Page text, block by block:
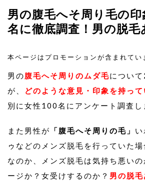
男の腹毛へそ周り毛の
名に徹底調査！男の脱毛
本ページはプロモーションが含まれてい
男の腹毛へそ周りのムダ毛について
が、
どのような意見・印象を持っ
別に女性100名にアンケート調査し
また男性が 「腹毛へそ周りの毛」
ゥなどのメンズ脱毛を行っていた
なのか、メンズ脱毛は気持ち悪いの
ージか？女受けするのか？ 男の脱